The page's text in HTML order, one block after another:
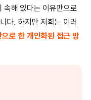
속해 있다는 이유만으로
다. 하지만 저희는 이러
로 한 개인화된 접근 방